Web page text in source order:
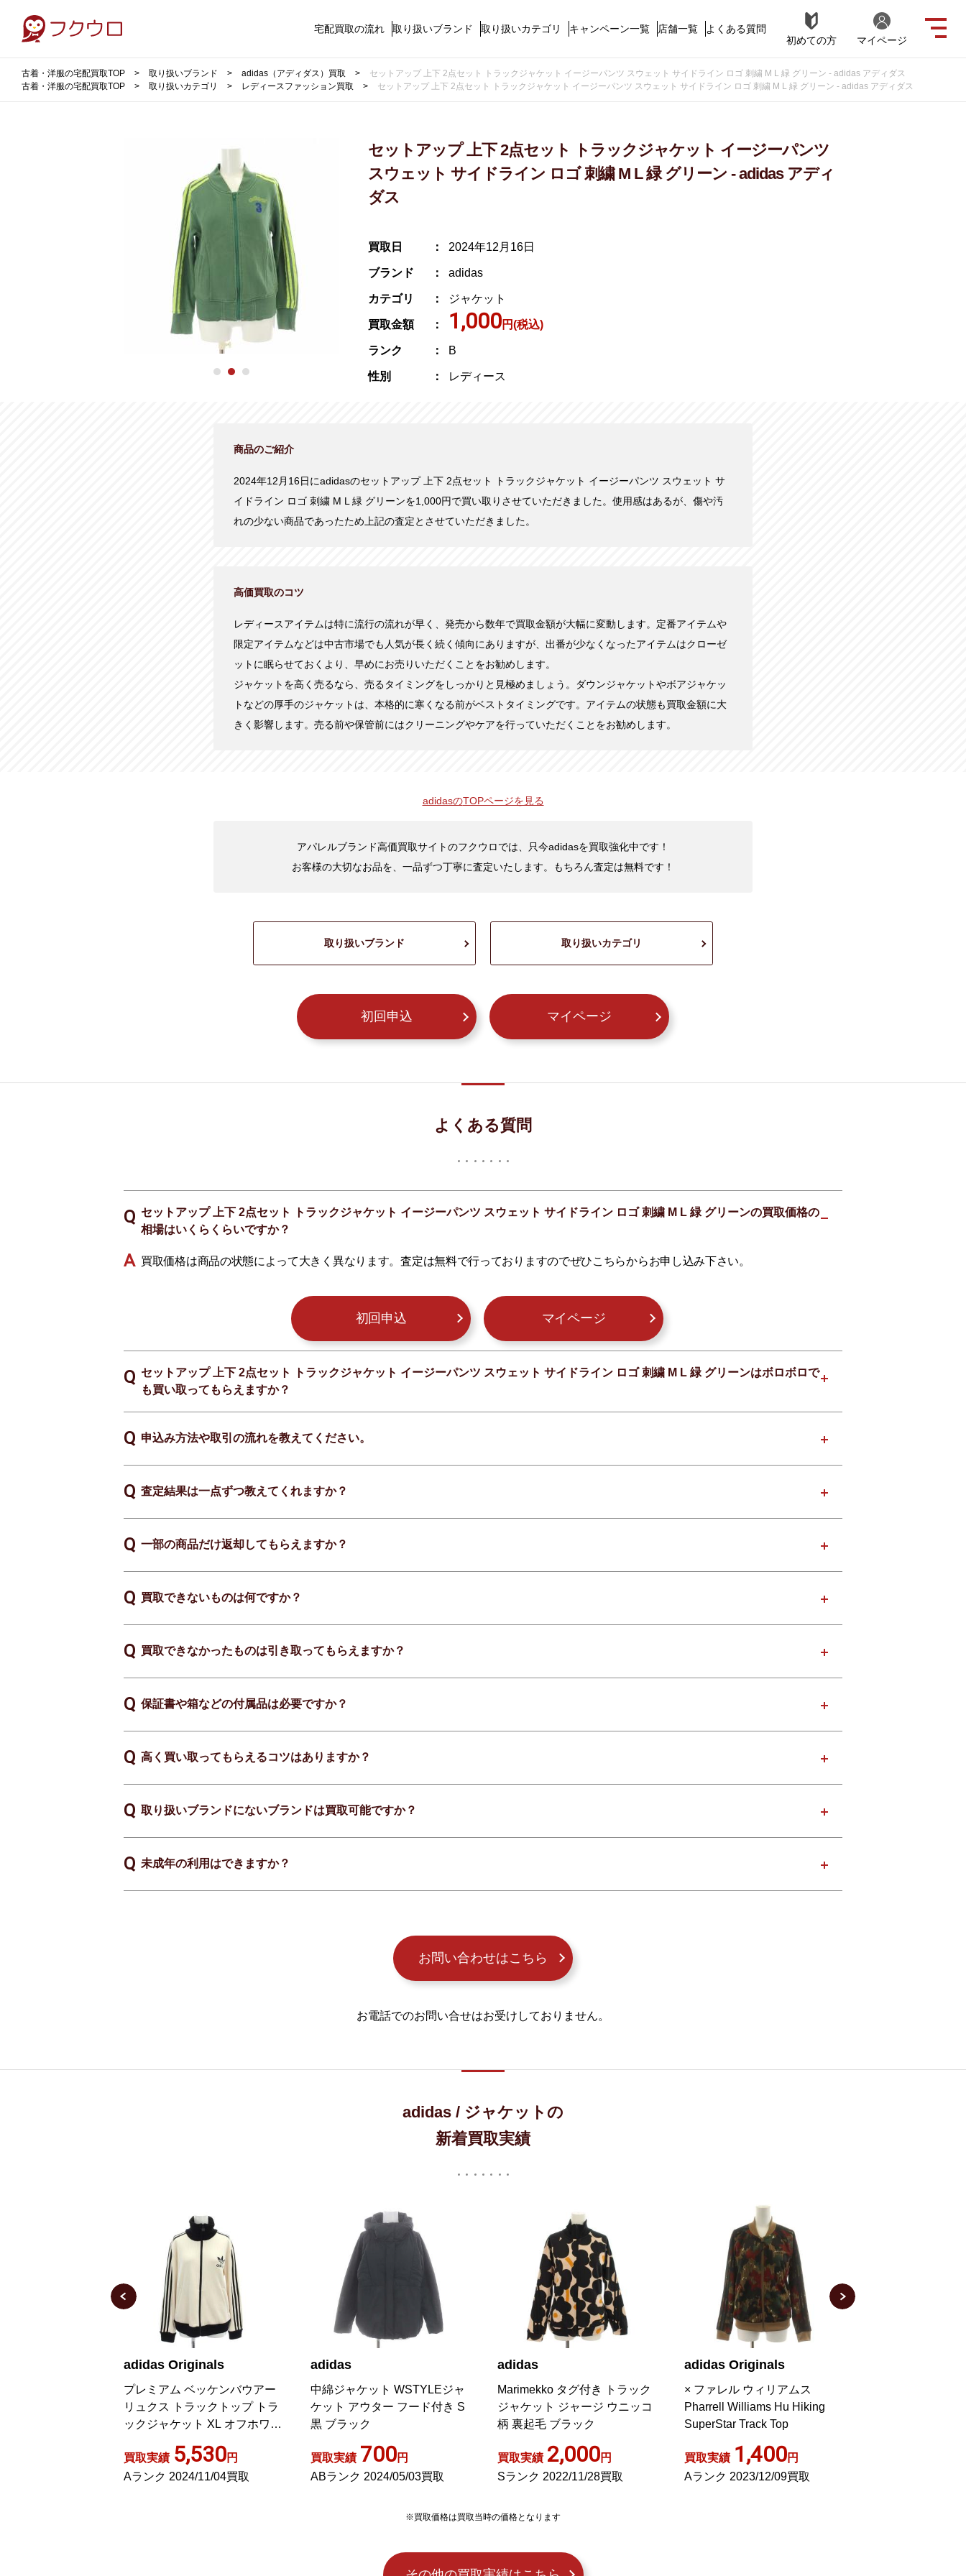
宅配買取の流れ 取り扱いブランド 取り扱いカテゴリ キャンペーン一覧 店舗一覧
よくある質問
初めての方
マイページ
古着・洋服の宅配買取TOP 取り扱いブランド adidas（アディダス）買取
セットアップ 上下 2点セット トラックジャケット イージーパンツ スウェット サイドライン ロゴ 刺繍 M L 緑 グリーン - adidas アディダス
古着・洋服の宅配買取TOP
取り扱いカテゴリ レディースファッション買取 セットアップ 上下 2点セット トラックジャケット イージーパンツ スウェット サイドライン ロゴ 刺繍 M L 緑 グリーン - adidas アディダス
セットアップ 上下 2点セット トラックジャケット イージーパンツ
スウェット サイドライン ロゴ 刺繍 M L 緑 グリーン - adidas アディ
ダス
買取日 2024年12月16日
ブランド adidas
カテゴリ ジャケット
買取金額 1,000円(税込)
ランク B
性別 レディース
商品のご紹介
2024年12月16日にadidasのセットアップ 上下 2点セット トラックジャケット イージーパンツ スウェット サ
イドライン ロゴ 刺繍 M L 緑 グリーンを1,000円で買い取りさせていただきました。使用感はあるが、傷や汚
れの少ない商品であったため上記の査定とさせていただきました。
高価買取のコツ
レディースアイテムは特に流行の流れが早く、発売から数年で買取金額が大幅に変動します。定番アイテムや
限定アイテムなどは中古市場でも人気が長く続く傾向にありますが、出番が少なくなったアイテムはクローゼ
ットに眠らせておくより、早めにお売りいただくことをお勧めします。
ジャケットを高く売るなら、売るタイミングをしっかりと見極めましょう。ダウンジャケットやボアジャケッ
トなどの厚手のジャケットは、本格的に寒くなる前がベストタイミングです。アイテムの状態も買取金額に大
きく影響します。売る前や保管前にはクリーニングやケアを行っていただくことをお勧めします。
adidasのTOPページを見る
アパレルブランド高価買取サイトのフクウロでは、只今adidasを買取強化中です！
お客様の大切なお品を、一品ずつ丁寧に査定いたします。もちろん査定は無料です！
取り扱いブランド 取り扱いカテゴリ
初回申込 マイページ
よくある質問
セットアップ 上下 2点セット トラックジャケット イージーパンツ スウェット サイドライン ロゴ 刺繍 M L 緑 グリーンの買取価格の
相場はいくらくらいですか？
買取価格は商品の状態によって大きく異なります。査定は無料で行っておりますのでぜひこちらからお申し込み下さい。
初回申込 マイページ
セットアップ 上下 2点セット トラックジャケット イージーパンツ スウェット サイドライン ロゴ 刺繍 M L 緑 グリーンはボロボロで
も買い取ってもらえますか？
申込み方法や取引の流れを教えてください。
査定結果は一点ずつ教えてくれますか？
一部の商品だけ返却してもらえますか？
買取できないものは何ですか？
買取できなかったものは引き取ってもらえますか？
保証書や箱などの付属品は必要ですか？
高く買い取ってもらえるコツはありますか？
取り扱いブランドにないブランドは買取可能ですか？
未成年の利用はできますか？
お問い合わせはこちら
お電話でのお問い合せはお受けしておりません。
adidas / ジャケットの
新着買取実績
adidas Originals
プレミアム ベッケンバウアー
リュクス トラックトップ トラ
ックジャケット XL オフホワイ
買取実績 5,530円
Aランク 2024/11/04買取
adidas
中綿ジャケット WSTYLEジャ
ケット アウター フード付き S
黒 ブラック
買取実績 700円
ABランク 2024/05/03買取
adidas
Marimekko タグ付き トラック
ジャケット ジャージ ウニッコ
柄 裏起毛 ブラック
買取実績 2,000円
Sランク 2022/11/28買取
adidas Originals
× ファレル ウィリアムス
Pharrell Williams Hu Hiking
SuperStar Track Top
買取実績 1,400円
Aランク 2023/12/09買取
※買取価格は買取当時の価格となります